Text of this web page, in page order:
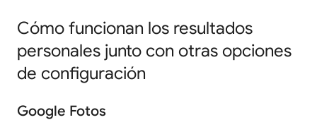
Cómo funcionan los resultados
personales junto con otras opciones
de configuración
Google Fotos